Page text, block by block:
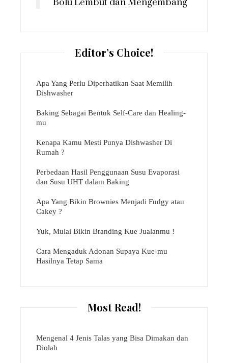
Editor’s Choice!
Apa Yang Perlu Diperhatikan Saat Memilih
Dishwasher
Baking Sebagai Bentuk Self-Care dan Healing-
mu
Kenapa Kamu Mesti Punya Dishwasher Di
Rumah ?
Perbedaan Hasil Penggunaan Susu Evaporasi
dan Susu UHT dalam Baking
Apa Yang Bikin Brownies Menjadi Fudgy atau
Cakey ?
Yuk, Mulai Bikin Branding Kue Jualanmu !
Cara Mengaduk Adonan Supaya Kue-mu
Hasilnya Tetap Sama
Most Read!
Mengenal 4 Jenis Talas yang Bisa Dimakan dan
Diolah